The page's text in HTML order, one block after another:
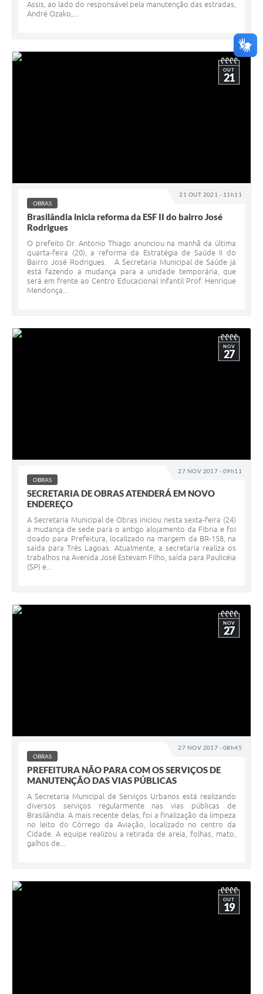
Assis, ao lado do responsável pela manutenção das estradas,
André Ozako,...
21 OUT 2021 - 11h11
OUT
21
OBRAS
Brasilândia inicia reforma da ESF II do bairro José
Rodrigues
O prefeito Dr. Antonio Thiago anunciou na manhã da última
quarta-feira (20), a reforma da Estratégia de Saúde II do
Bairro José Rodrigues. A Secretaria Municipal de Saúde já
está fazendo a mudança para a unidade temporária, que
será em frente ao Centro Educacional Infantil Prof. Henrique
Mendonça...
27 NOV 2017 - 09h11
NOV
27
OBRAS
SECRETARIA DE OBRAS ATENDERÁ EM NOVO
ENDEREÇO
A Secretaria Municipal de Obras iniciou nesta sexta-feira (24)
a mudança de sede para o antigo alojamento da Fibria e foi
doado para Prefeitura, localizado na margem da BR-158, na
saída para Três Lagoas. Atualmente, a secretaria realiza os
trabalhos na Avenida José Estevam Filho, saída para Paulicéia
(SP) e...
27 NOV 2017 - 08h45
NOV
27
OBRAS
PREFEITURA NÃO PARA COM OS SERVIÇOS DE
MANUTENÇÃO DAS VIAS PÚBLICAS
A Secretaria Municipal de Serviços Urbanos está realizando
diversos serviços regularmente nas vias públicas de
Brasilândia. A mais recente delas, foi a finalização da limpeza
no leito do Córrego da Aviação, localizado no centro da
Cidade. A equipe realizou a retirada de areia, folhas, mato,
galhos de...
OUT
19